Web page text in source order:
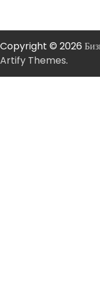
Copyright © 2026
Artify Themes.